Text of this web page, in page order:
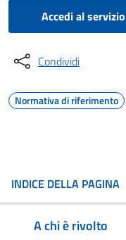
Accedi al servizio
Condividi
Normativa di riferimento
INDICE DELLA PAGINA
A chi è rivolto